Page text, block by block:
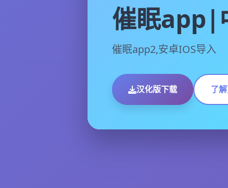
催眠app|
催眠app2,安卓IOS导入
汉化版下载 了